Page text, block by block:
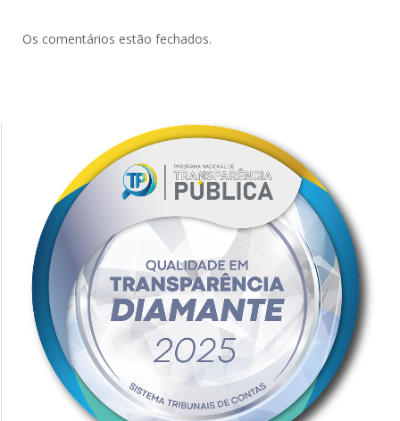
Os comentários estão fechados.